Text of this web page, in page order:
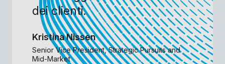
dei clienti.
Kristina Nissen
Senior Vice President, Strategic Pursuits and
Mid-Market